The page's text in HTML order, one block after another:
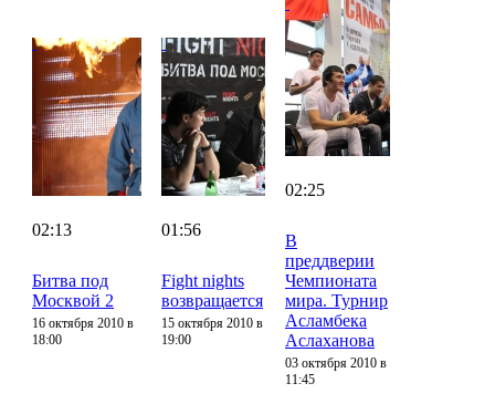
02:13
Битва под
Москвой 2
16 октября 2010 в
18:00
01:56
Fight nights
возвращается
15 октября 2010 в
19:00
02:25
В
преддверии
Чемпионата
мира. Турнир
Асламбека
Аслаханова
03 октября 2010 в
11:45